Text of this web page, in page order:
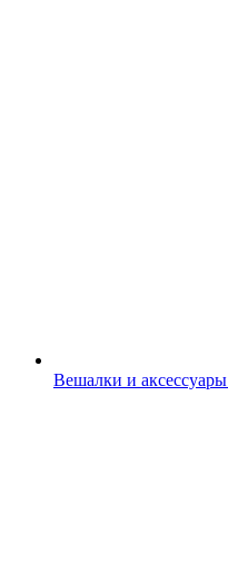
Вешалки и аксессуары